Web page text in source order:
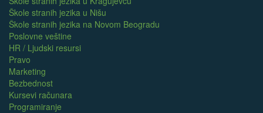
Škole stranih jezika u Nišu
Škole stranih jezika na Novom Beogradu
Poslovne veštine
HR / Ljudski resursi
Pravo
Marketing
Bezbednost
Kursevi računara
Programiranje